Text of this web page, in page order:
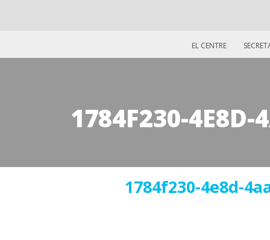
EL CENTRE
1784F230-4E8D-
1784f230-4e8d-